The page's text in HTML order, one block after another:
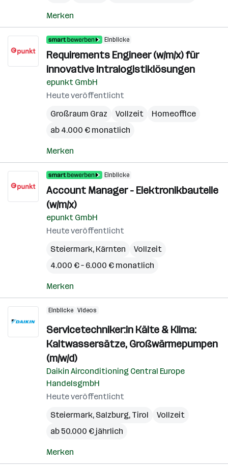
Merken
Einblicke
Requirements Engineer (w/m/x) für
innovative Intralogistiklösungen
epunkt GmbH
Heute veröffentlicht
Großraum Graz
Vollzeit
Homeoffice
ab 4.000 € monatlich
Merken
Einblicke
Account Manager - Elektronikbauteile
(w/m/x)
epunkt GmbH
Heute veröffentlicht
Steiermark, Kärnten
Vollzeit
4.000 € – 6.000 € monatlich
Merken
Einblicke Videos
Servicetechniker:in Kälte & Klima:
Kaltwassersätze, Großwärmepumpen
(m/w/d)
Daikin Airconditioning Central Europe
HandelsgmbH
Heute veröffentlicht
Steiermark, Salzburg, Tirol
Vollzeit
ab 50.000 € jährlich
Merken